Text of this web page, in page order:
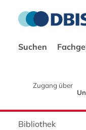
Suchen
Zugang über
Bibliothek